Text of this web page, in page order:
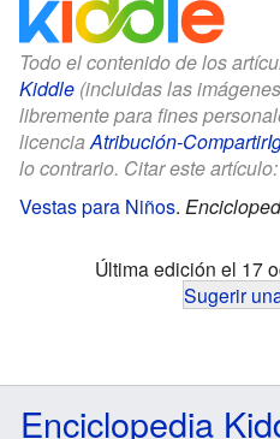
Todo el contenido de los
Kiddle (incluidas las
libremente para fines
licenciaAtribución-
lo contrario. Citar este artículo:
Vestas para Niños.
Última edición el 17
Sugerir
Enciclopedia